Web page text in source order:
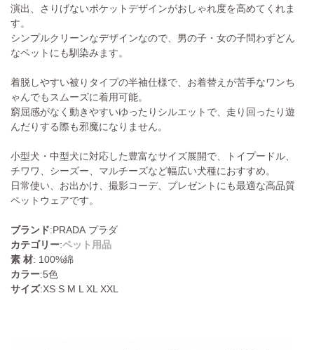
演出、さりげないポケットデザインがおしゃれ度を高めてくれま
す。
シンプルクリーンなデザインなので、男の子・女の子問わずどん
なペットにも馴染みます。
着脱しやすい被りタイプの半袖仕様で、お着替えが苦手なワンち
ゃんでもスムーズに着用可能。
窮屈感がなく動きやすいゆったりシルエットで、走り回ったり遊
んだりする際も邪魔になりません。
小型犬・中型犬に対応した豊富なサイズ展開で、トイプードル、
チワワ、シーズー、マルチーズなど幅広い犬種におすすめ。
日常使い、お出かけ、撮影コーデ、プレゼントにも最適な高品質
ペットウェアです。
ブランド:PRADA プラダ
カテゴリー:ペット用品
素 材: 100%綿
カラー:5色
サイズ:XS S M L XL XXL